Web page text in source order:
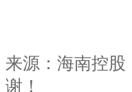
来源：海南控
谢！